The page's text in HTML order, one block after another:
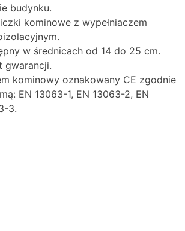
budynku.
kominowe z wypełniaczem
w średnicach od 14 do 25 cm.
gwarancji.
kominowy oznakowany CE zgodnie
EN 13063-1, EN 13063-2, EN
3.